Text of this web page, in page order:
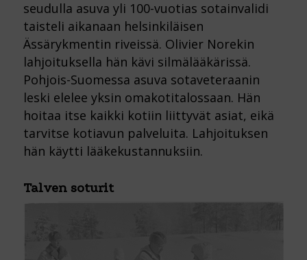
seudulla asuva yli 100-vuotias sotainvalidi
taisteli aikanaan helsinkiläisen
Ässärykmentin riveissä. Olivier Norekin
lahjoituksella hän kävi silmälääkärissä.
Pohjois-Suomessa asuva sotaveteraanin
leski elelee yksin omakotitalossaan. Hän
hoitaa itse kaikki kotiin liittyvät asiat, eikä
tarvitse kotiavun palveluita. Lahjoituksen
hän käytti lääkekustannuksiin.
Talven soturit